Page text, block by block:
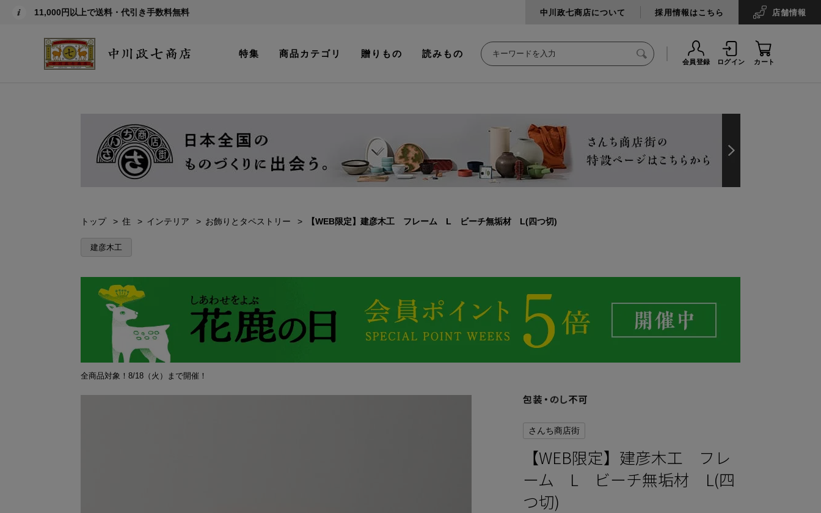
11,000円以上で送料・代引き手数料無料 中川政七商店について 採用情報はこちら 店舗情報
特集 商品カテゴリ 贈りもの 読みもの
会員登録 ログイン カート
トップ 住 インテリア お飾りとタペストリー 【WEB限定】建彦木工 フレーム L ビーチ無垢材 L(四つ切)
建彦木工
全商品対象！8/18（火）まで開催！
さんち商店街
【WEB限定】建彦木工 フレ
ーム L ビーチ無垢材 L(四
つ切)